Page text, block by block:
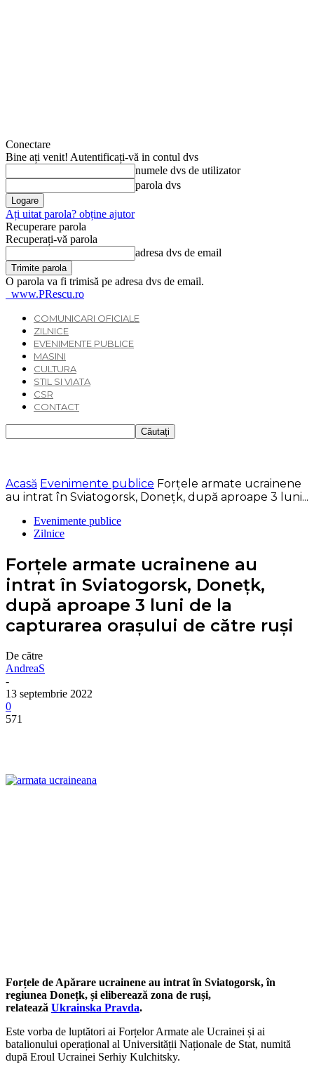
Conectare
Bine ați venit! Autentificați-vă in contul dvs
numele dvs de utilizator
parola dvs
Ați uitat parola? obține ajutor
Recuperare parola
Recuperați-vă parola
adresa dvs de email
O parola va fi trimisă pe adresa dvs de email.
www.PRescu.ro
COMUNICARI OFICIALE
ZILNICE
EVENIMENTE PUBLICE
MASINI
CULTURA
STIL SI VIATA
CSR
CONTACT
Acasă Evenimente publice Forțele armate ucrainene
au intrat în Sviatogorsk, Donețk, după aproape 3 luni...
Evenimente publice
Zilnice
Forțele armate ucrainene au
intrat în Sviatogorsk, Donețk,
după aproape 3 luni de la
capturarea orașului de către ruși
De către
AndreaS
-
13 septembrie 2022
0
571
Forțele de Apărare ucrainene au intrat în Sviatogorsk, în
regiunea Donețk, și eliberează zona de ruși,
relatează Ukrainska Pravda.
Este vorba de luptători ai Forțelor Armate ale Ucrainei și ai
batalionului operațional al Universității Naționale de Stat, numită
după Eroul Ucrainei Serhiy Kulchitsky.